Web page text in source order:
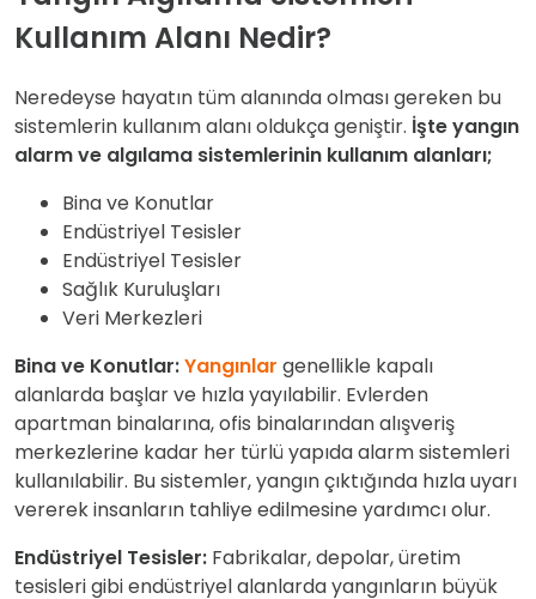
Kullanım Alanı Nedir?
Neredeyse hayatın tüm alanında olması gereken bu
sistemlerin kullanım alanı oldukça geniştir. İşte yangın
alarm ve algılama sistemlerinin kullanım alanları;
Bina ve Konutlar
Endüstriyel Tesisler
Endüstriyel Tesisler
Sağlık Kuruluşları
Veri Merkezleri
Bina ve Konutlar:Yangınlar genellikle kapalı
alanlarda başlar ve hızla yayılabilir. Evlerden
apartman binalarına, ofis binalarından alışveriş
merkezlerine kadar her türlü yapıda alarm sistemleri
kullanılabilir. Bu sistemler, yangın çıktığında hızla uyarı
vererek insanların tahliye edilmesine yardımcı olur.
Endüstriyel Tesisler: Fabrikalar, depolar, üretim
tesisleri gibi endüstriyel alanlarda yangınların büyük